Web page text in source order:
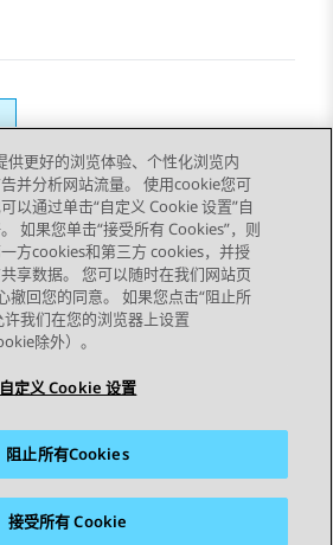
下一主题
供更好的浏览体验、个性化浏览内
并分析网站流量。 使用cookie您可
以通过单击“自定义 Cookie 设置”自
如果您单击“接受所有 Cookies”，则
方cookies和第三方 cookies，并授
享数据。 您可以随时在我们网站页
撤回您的同意。 如果您点击“阻止所
我们在您的浏览器上设置
除外）。
自定义 Cookie 设置
阻止所有Cookies
接受所有 Cookie